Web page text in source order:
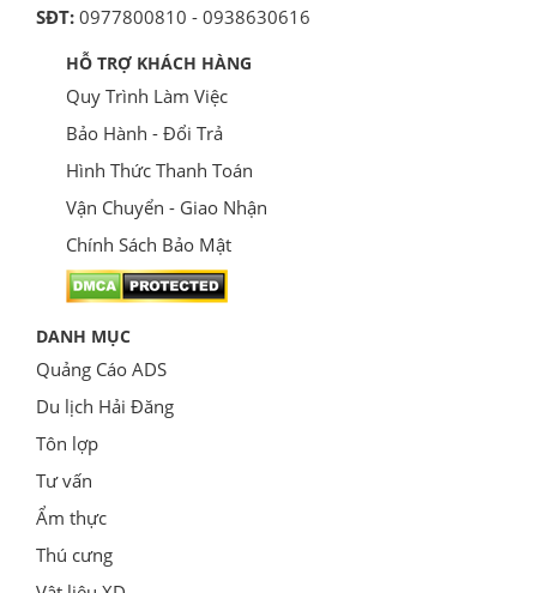
SĐT: 0977800810 - 0938630616
HỖ TRỢ KHÁCH HÀNG
Quy Trình Làm Việc
Bảo Hành - Đổi Trả
Hình Thức Thanh Toán
Vận Chuyển - Giao Nhận
Chính Sách Bảo Mật
DANH MỤC
Quảng Cáo ADS
Du lịch Hải Đăng
Tôn lợp
Tư vấn
Ẩm thực
Thú cưng